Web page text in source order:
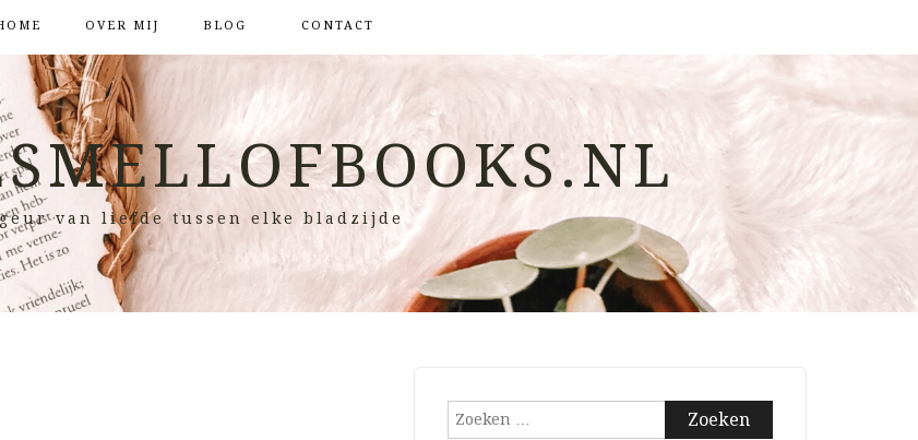
OVER MIJ BLOG CONTACT
van liefde tussen elke bladzijde
Zoeken